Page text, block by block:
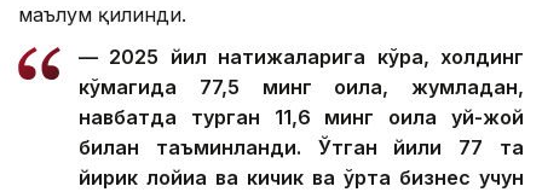
маълум қилинди.
— 2025 йил натижаларига кўра, холдинг
кўмагида 77,5 минг оила, жумладан,
навбатда турган 11,6 минг оила уй-жой
билан таъминланди. Ўтган йили 77 та
йирик лойиҳа ва кичик ва ўрта бизнес учун